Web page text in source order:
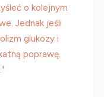
o kolejnym
Jednak jeśli
glukozy i
poprawę.